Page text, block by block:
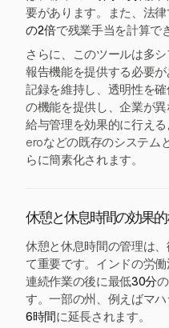
要があります。また、法
の2倍で残業手当を計算で
さらに、このツールは多
報告機能を提供する必要
記録を維持し、透明性を
の機能を提供し、企業が異
給与管理を効果的に行え
eroなどの既存のシステム
らに簡素化されます。
休憩と休息時間の効果
休憩と休息時間の管理は
て重要です。インドの労
連続作業の後に最低30分
す。一部の州、例えばマ
6時間に延長されます。